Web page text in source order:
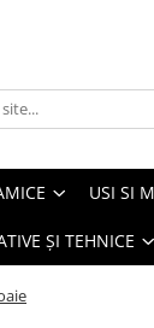
USI SI
ȘI TEHNICE